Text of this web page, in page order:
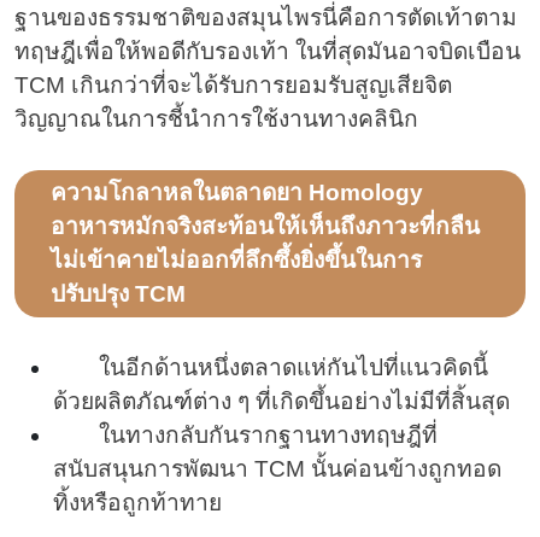
ฐานของธรรมชาติของสมุนไพรนี่คือการตัดเท้าตาม
ทฤษฎีเพื่อให้พอดีกับรองเท้า ในที่สุดมันอาจบิดเบือน
TCM เกินกว่าที่จะได้รับการยอมรับสูญเสียจิต
วิญญาณในการชี้นำการใช้งานทางคลินิก
ความโกลาหลในตลาดยา Homology
อาหารหมักจริงสะท้อนให้เห็นถึงภาวะที่กลืน
ไม่เข้าคายไม่ออกที่ลึกซึ้งยิ่งขึ้นในการ
ปรับปรุง TCM
ในอีกด้านหนึ่งตลาดแห่กันไปที่แนวคิดนี้
ด้วยผลิตภัณฑ์ต่าง ๆ ที่เกิดขึ้นอย่างไม่มีที่สิ้นสุด
ในทางกลับกันรากฐานทางทฤษฎีที่
สนับสนุนการพัฒนา TCM นั้นค่อนข้างถูกทอด
ทิ้งหรือถูกท้าทาย